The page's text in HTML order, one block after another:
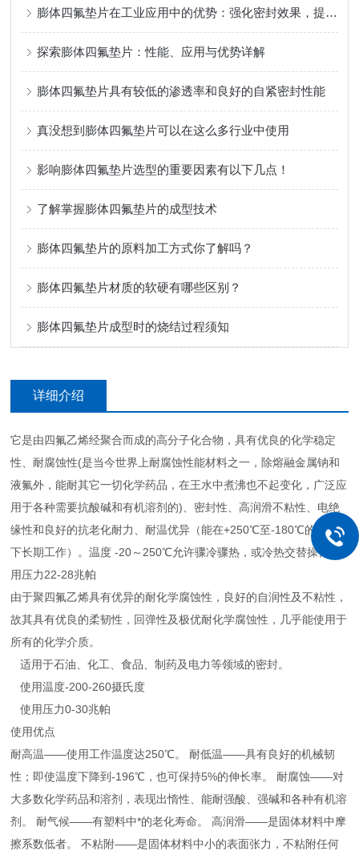
膨体四氟垫片在工业应用中的优势：强化密封效果，提升设备稳定性
探索膨体四氟垫片：性能、应用与优势详解
膨体四氟垫片具有较低的渗透率和良好的自紧密封性能
真没想到膨体四氟垫片可以在这么多行业中使用
影响膨体四氟垫片选型的重要因素有以下几点！
了解掌握膨体四氟垫片的成型技术
膨体四氟垫片的原料加工方式你了解吗？
膨体四氟垫片材质的软硬有哪些区别？
膨体四氟垫片成型时的烧结过程须知
详细介绍
它是由四氟乙烯经聚合而成的高分子化合物，具有优良的化学稳定
性、耐腐蚀性(是当今世界上耐腐蚀性能材料之一，除熔融金属钠和
液氟外，能耐其它一切化学药品，在王水中煮沸也不起变化，广泛应
用于各种需要抗酸碱和有机溶剂的)、密封性、高润滑不粘性、电绝
缘性和良好的抗老化耐力、耐温优异（能在+250℃至-180℃的温度
下长期工作）。温度 -20～250℃允许骤冷骤热，或冷热交替操作.使
用压力22-28兆帕
由于聚四氟乙烯具有优异的耐化学腐蚀性，良好的自润性及不粘性，
故其具有优良的柔韧性，回弹性及极优耐化学腐蚀性，几乎能使用于
所有的化学介质。
适用于石油、化工、食品、制药及电力等领域的密封。
使用温度-200-260摄氏度
使用压力0-30兆帕
使用优点
耐高温——使用工作温度达250℃。 耐低温——具有良好的机械韧
性；即使温度下降到-196℃，也可保持5%的伸长率。 耐腐蚀——对
大多数化学药品和溶剂，表现出惰性、能耐强酸、强碱和各种有机溶
剂。 耐气候——有塑料中*的老化寿命。 高润滑——是固体材料中摩
擦系数低者。 不粘附——是固体材料中小的表面张力，不粘附任何